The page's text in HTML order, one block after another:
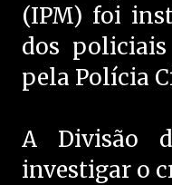
(IPM) foi
dos policiais
pela Polícia
A Divisão
investigar o